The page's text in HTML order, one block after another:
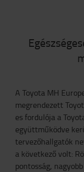
A Toyota MH
megrendezett
es fordulója a
együttműködve
tervezőhallgatók
a következő volt:
pontosság,